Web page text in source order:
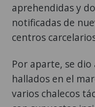
aprehendidas y
notificadas de
centros
Por aparte, se
hallados en el
varios chalecos